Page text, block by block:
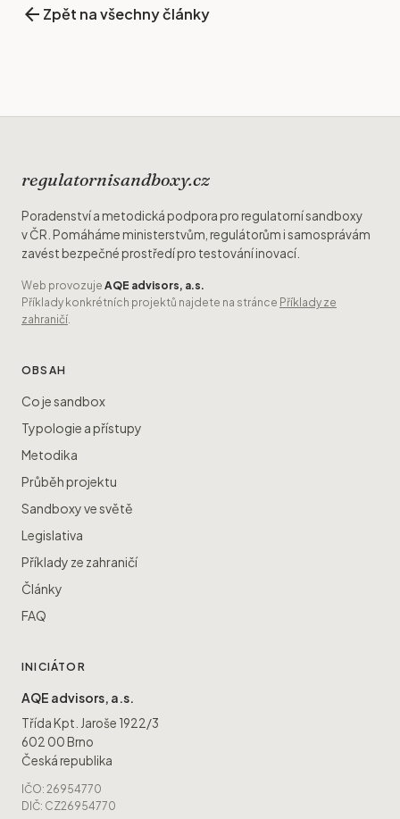
arrow_back Zpět na všechny články
regulatornisandboxy.cz
Poradenství a metodická podpora pro regulatorní sandboxy
v ČR. Pomáháme ministerstvům, regulátorům i samosprávám
zavést bezpečné prostředí pro testování inovací.
Web provozuje AQE advisors, a.s.
Příklady konkrétních projektů najdete na stránce Příklady ze
zahraničí
OBSAH
Co je sandbox
Typologie a přístupy
Metodika
Průběh projektu
Sandboxy ve světě
Legislativa
Příklady ze zahraničí
Články
FAQ
INICIÁTOR
AQE advisors, a.s.
Třída Kpt. Jaroše 1922/3
602 00 Brno
Česká republika
IČO: 26954770
DIČ: CZ26954770